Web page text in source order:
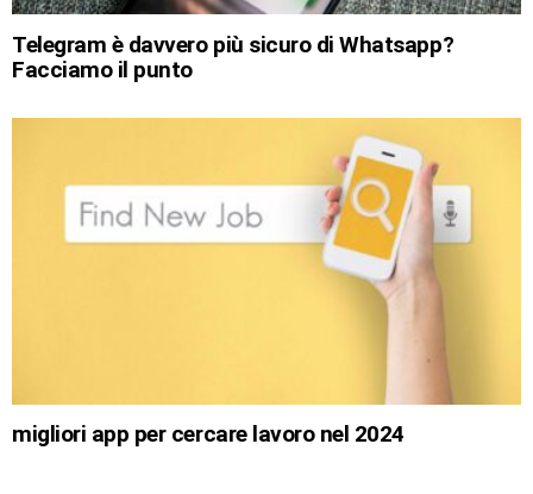
Telegram è davvero più sicuro di Whatsapp?
Facciamo il punto
migliori app per cercare lavoro nel 2024